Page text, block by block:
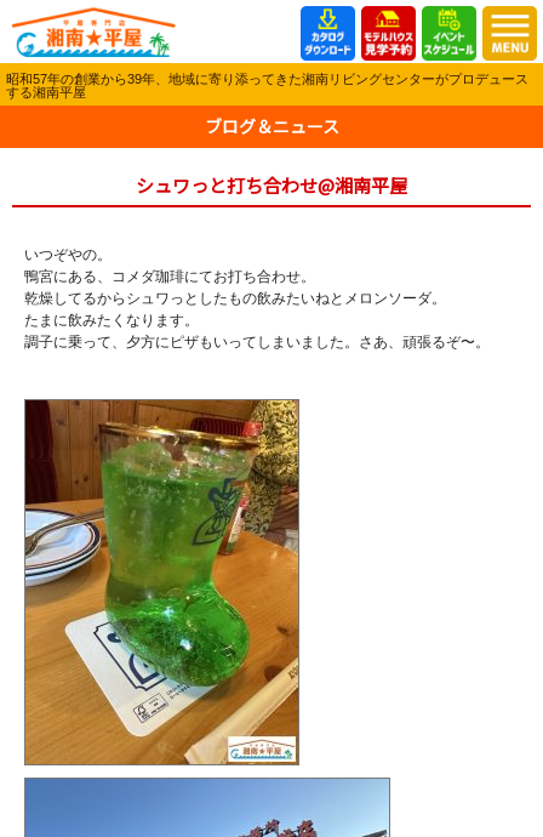
昭和57年の創業から39年、地域に寄り添ってきた湘南リビングセンターがプロデュース
する湘南平屋
ブログ＆ニュース
シュワっと打ち合わせ@湘南平屋
いつぞやの。
鴨宮にある、コメダ珈琲にてお打ち合わせ。
乾燥してるからシュワっとしたもの飲みたいねとメロンソーダ。
たまに飲みたくなります。
調子に乗って、夕方にピザもいってしまいました。さあ、頑張るぞ〜。